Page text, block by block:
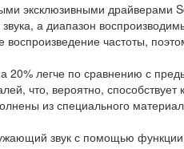
эксклюзивными драйверами
а диапазон
воспроизведение частоты,
20% легче по сравнению с
что, вероятно,
из специального
звук с помощью